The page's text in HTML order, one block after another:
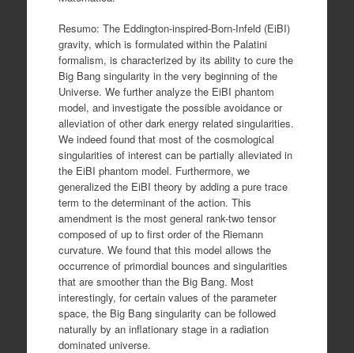
Resumo: The Eddington-inspired-Born-Infeld (EiBI)
gravity, which is formulated within the Palatini
formalism, is characterized by its ability to cure the
Big Bang singularity in the very beginning of the
Universe. We further analyze the EiBI phantom
model, and investigate the possible avoidance or
alleviation of other dark energy related singularities.
We indeed found that most of the cosmological
singularities of interest can be partially alleviated in
the EiBI phantom model. Furthermore, we
generalized the EiBI theory by adding a pure trace
term to the determinant of the action. This
amendment is the most general rank-two tensor
composed of up to first order of the Riemann
curvature. We found that this model allows the
occurrence of primordial bounces and singularities
that are smoother than the Big Bang. Most
interestingly, for certain values of the parameter
space, the Big Bang singularity can be followed
naturally by an inflationary stage in a radiation
dominated universe.